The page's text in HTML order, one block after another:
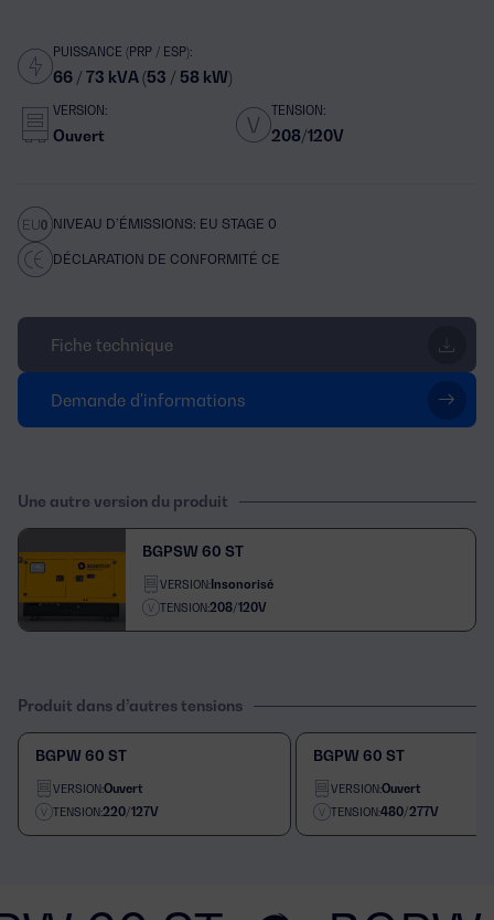
PUISSANCE (PRP / ESP):
66 / 73 kVA (53 / 58 kW)
VERSION:
Ouvert
TENSION:
208/120V
NIVEAU D’ÉMISSIONS: EU STAGE 0
DÉCLARATION DE CONFORMITÉ CE
Fiche technique
Demande d'informations
Une autre version du produit
BGPSW 60 ST
VERSION:Insonorisé
TENSION:208/120V
Produit dans d’autres tensions
BGPW 60 ST
VERSION:Ouvert
TENSION:220/127V
BGPW 60 ST
VERSION:Ouvert
TENSION:480/277V